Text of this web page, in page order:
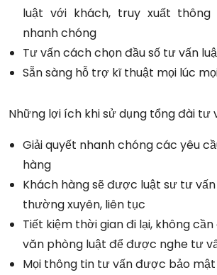
luật với khách, truy xuất
nhanh chóng
Tư vấn cách chọn đầu số tư vấn
Sẵn sàng hỗ trợ kĩ thuật mọi lúc
Những lợi ích khi sử dụng tổng đài tư
Giải quyết nhanh chóng các yêu
hàng
Khách hàng sẽ được luật sư tư
thường xuyên, liên tục
Tiết kiệm thời gian đi lại, không
văn phòng luật để được nghe tư
Mọi thông tin tư vấn được bảo